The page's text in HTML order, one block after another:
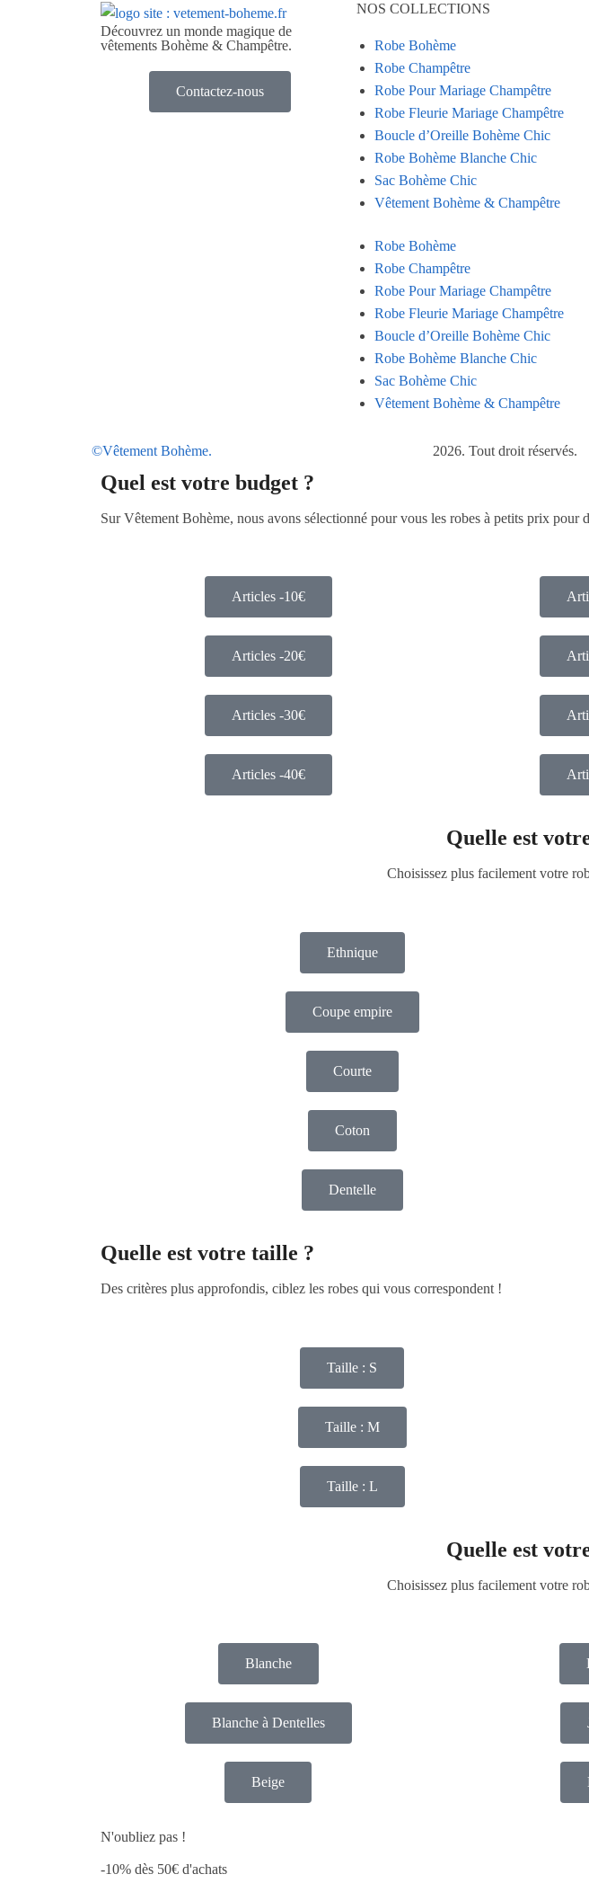
Découvrez un monde magique de
vêtements Bohème & Champêtre.
Contactez-nous
NOS COLLECTIONS
Robe Bohème
Robe Champêtre
Robe Pour Mariage Champêtre
Robe Fleurie Mariage Champêtre
Boucle d’Oreille Bohème Chic
Robe Bohème Blanche Chic
Sac Bohème Chic
Vêtement Bohème & Champêtre
Robe Bohème
Robe Champêtre
Robe Pour Mariage Champêtre
Robe Fleurie Mariage Champêtre
Boucle d’Oreille Bohème Chic
Robe Bohème Blanche Chic
Sac Bohème Chic
Vêtement Bohème & Champêtre
©Vêtement Bohème. 2026. Tout droit réservés.
Quel est votre budget ?
Sur Vêtement Bohème, nous avons sélectionné pour vous les robes à petits prix pour
Articles -10€
Articles -20€
Articles -30€
Articles -40€
Quelle est
Choisissez plus facilement votre
Ethnique
Coupe empire
Courte
Coton
Dentelle
Quelle est votre taille ?
Des critères plus approfondis, ciblez les robes qui vous correspondent !
Taille : S
Taille : M
Taille : L
Quelle est
Choisissez plus facilement votre
Blanche
Blanche à Dentelles
Beige
N'oubliez pas !
-10% dès 50€ d'achats